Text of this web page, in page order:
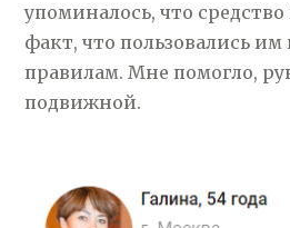
упоминалось, что
факт, что пользовались
правилам. Мне помогло,
подвижной.